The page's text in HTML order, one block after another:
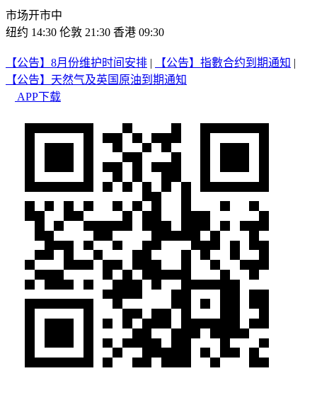
市场开市中
纽约 14:30 伦敦 21:30 香港 09:30
【公告】8月份维护时间安排 | 【公告】指數合约到期通知 |
【公告】天然气及英国原油到期通知
APP下载